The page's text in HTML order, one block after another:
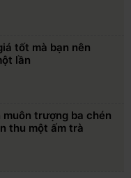
tốt mà bạn nên
lần
trượng ba chén
thu một ấm trà